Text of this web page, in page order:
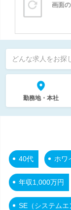
画面
どんな求人をお探
勤務地・本社
40代 ホワ
年収1,000万円
SE（システムエ